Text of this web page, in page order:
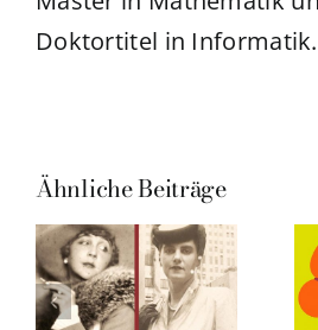
Doktortitel in Informatik.
Ähnliche Beiträge